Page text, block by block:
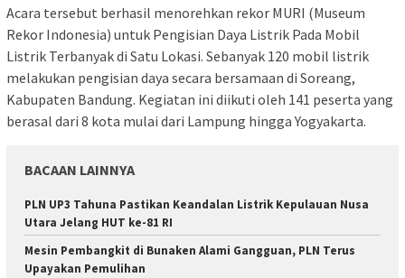
Acara tersebut berhasil menorehkan rekor MURI (Museum
Rekor Indonesia) untuk Pengisian Daya Listrik Pada Mobil
Listrik Terbanyak di Satu Lokasi. Sebanyak 120 mobil listrik
melakukan pengisian daya secara bersamaan di Soreang,
Kabupaten Bandung. Kegiatan ini diikuti oleh 141 peserta yang
berasal dari 8 kota mulai dari Lampung hingga Yogyakarta.
BACAAN LAINNYA
PLN UP3 Tahuna Pastikan Keandalan Listrik Kepulauan Nusa
Utara Jelang HUT ke-81 RI
Mesin Pembangkit di Bunaken Alami Gangguan, PLN Terus
Upayakan Pemulihan